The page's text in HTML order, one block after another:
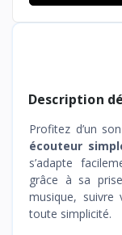
Description
Profitez d’un
écouteur
s’adapte
grâce à sa
musique,
toute simplicité.